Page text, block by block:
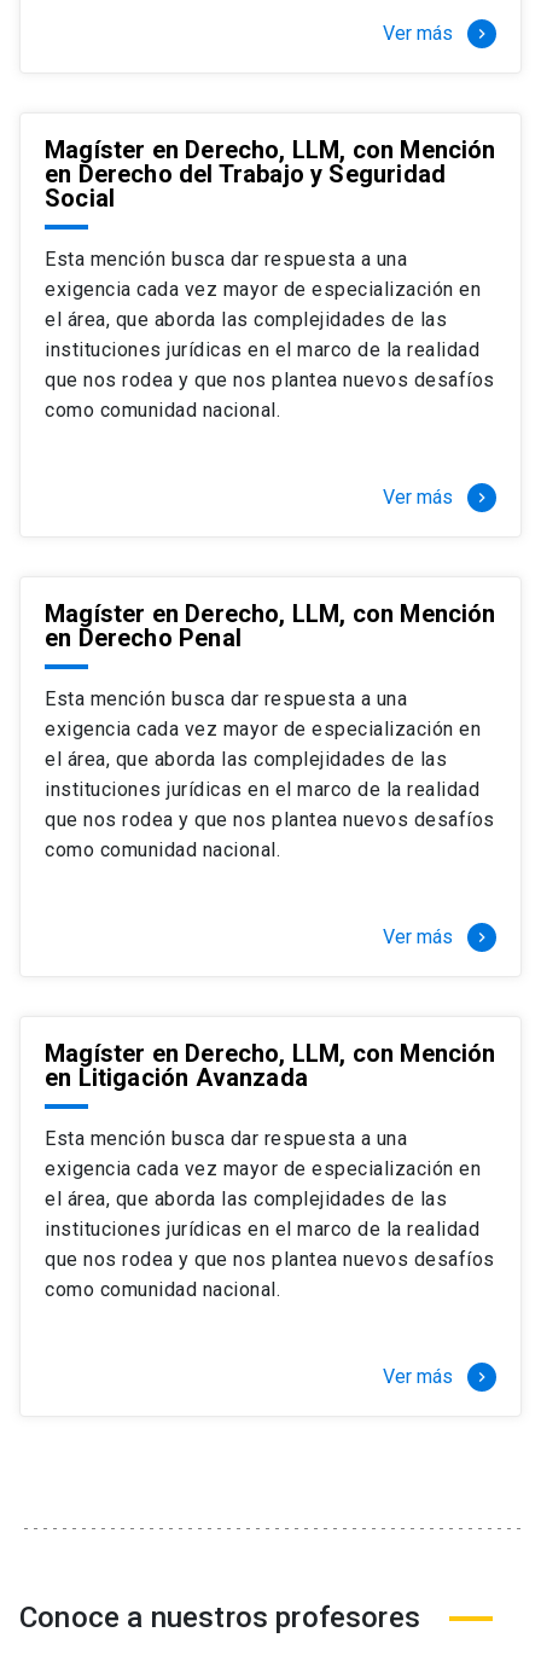
Ver más keyboard_arrow_right
Magíster en Derecho, LLM, con Mención
en Derecho del Trabajo y Seguridad
Social
Esta mención busca dar respuesta a una
exigencia cada vez mayor de especialización en
el área, que aborda las complejidades de las
instituciones jurídicas en el marco de la realidad
que nos rodea y que nos plantea nuevos desafíos
como comunidad nacional.
Ver más keyboard_arrow_right
Magíster en Derecho, LLM, con Mención
en Derecho Penal
Esta mención busca dar respuesta a una
exigencia cada vez mayor de especialización en
el área, que aborda las complejidades de las
instituciones jurídicas en el marco de la realidad
que nos rodea y que nos plantea nuevos desafíos
como comunidad nacional.
Ver más keyboard_arrow_right
Magíster en Derecho, LLM, con Mención
en Litigación Avanzada
Esta mención busca dar respuesta a una
exigencia cada vez mayor de especialización en
el área, que aborda las complejidades de las
instituciones jurídicas en el marco de la realidad
que nos rodea y que nos plantea nuevos desafíos
como comunidad nacional.
Ver más keyboard_arrow_right
Conoce a nuestros profesores